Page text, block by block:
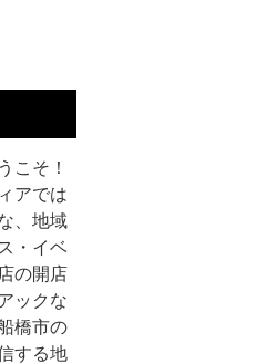
こそ！
アでは
、地域
・イベ
の開店
ックな
橋市の
する地